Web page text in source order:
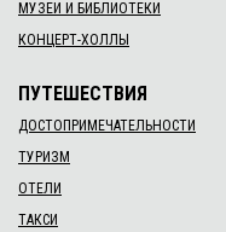
МУЗЕИ И БИБЛИОТЕКИ
КОНЦЕРТ-ХОЛЛЫ
ПУТЕШЕСТВИЯ
ДОСТОПРИМЕЧАТЕЛЬНОСТИ
ТУРИЗМ
ОТЕЛИ
ТАКСИ